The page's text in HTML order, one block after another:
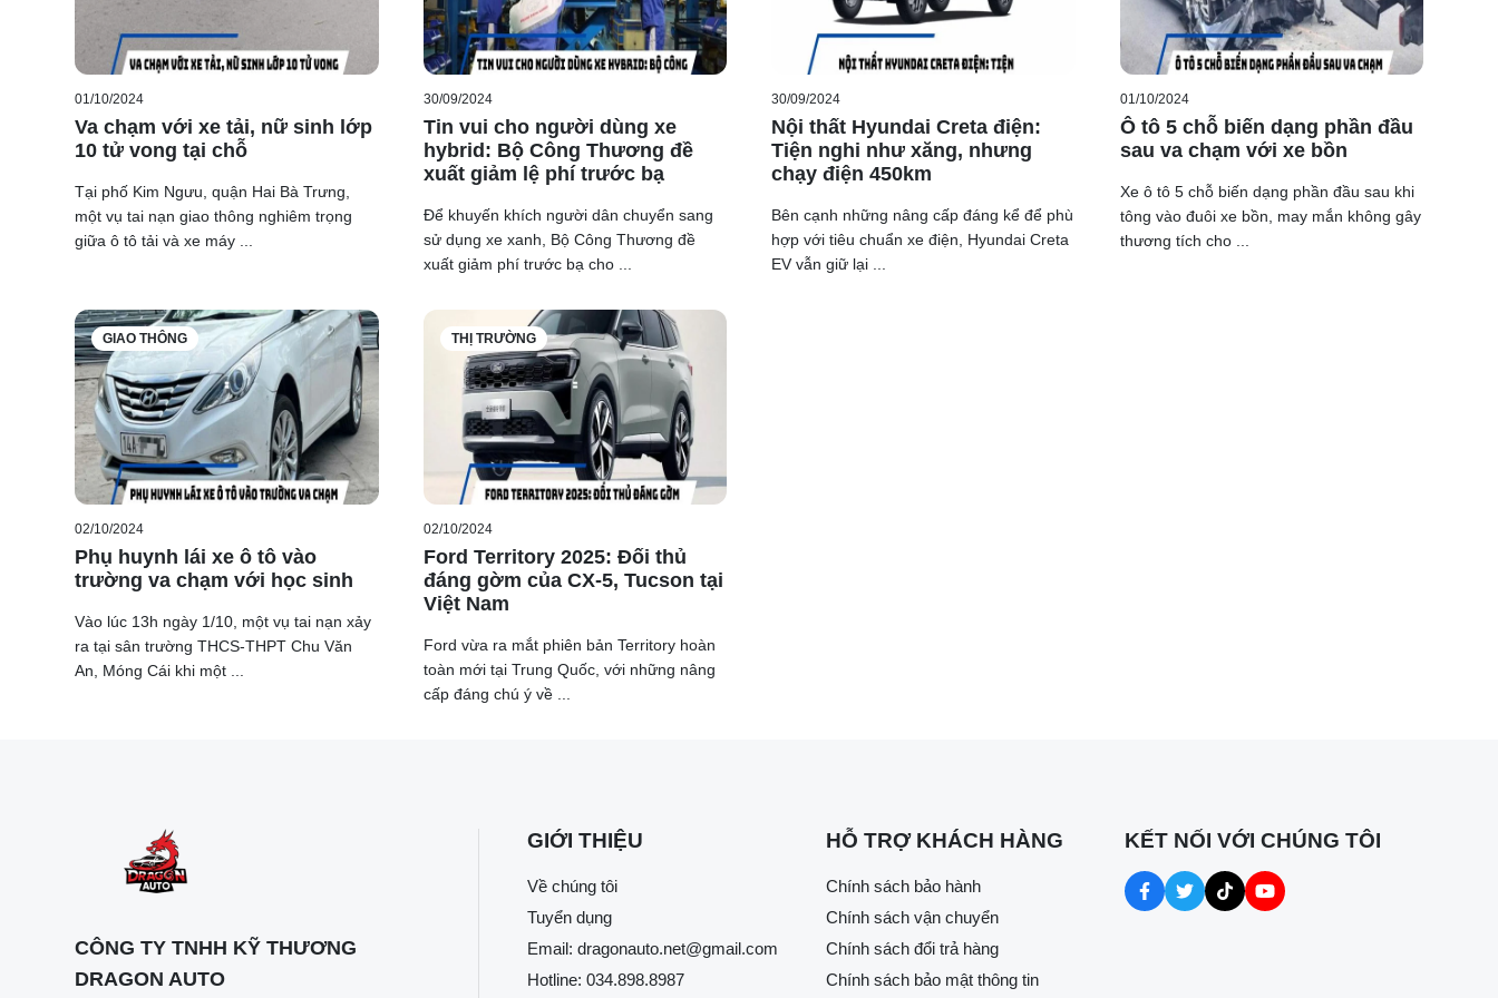
kế đặc trưng của Mazda. Với kích thước tổng thể 4921 x 1890 x 1485 mm và chiều dài cơ sở 2.895 mm, EZ-6 sở hữu ngoại
hình lớn hơn so với hai người anh em. Phần đầu xe nổi bật với lưới tản nhiệt đặc trưng, cùng cụm đèn pha LED được thiết
kế tinh xảo, tạo nên một diện mạo vừa hiện đại vừa sang trọng.
01/10/2024
Va chạm với xe tải, nữ sinh lớp
10 tử vong tại chỗ
Tại phố Kim Ngưu, quận Hai Bà Trưng,
một vụ tai nạn giao thông nghiêm trọng
giữa ô tô tải và xe máy ...
30/09/2024
Tin vui cho người dùng xe
hybrid: Bộ Công Thương đề
xuất giảm lệ phí trước bạ
Để khuyến khích người dân chuyển sang
sử dụng xe xanh, Bộ Công Thương đề
xuất giảm phí trước bạ cho ...
30/09/2024
Nội thất Hyundai Creta điện:
Tiện nghi như xăng, nhưng
chạy điện 450km
Bên cạnh những nâng cấp đáng kể để phù
hợp với tiêu chuẩn xe điện, Hyundai Creta
EV vẫn giữ lại ...
01/10/2024
Ô tô 5 chỗ biến dạng phần đầu
sau va chạm với xe bồn
Xe ô tô 5 chỗ biến dạng phần đầu sau khi
tông vào đuôi xe bồn, may mắn không gây
thương tích cho ...
GIAO THÔNG
02/10/2024
Phụ huynh lái xe ô tô vào
trường va chạm với học sinh
Vào lúc 13h ngày 1/10, một vụ tai nạn xảy
ra tại sân trường THCS-THPT Chu Văn
An, Móng Cái khi một ...
THỊ TRƯỜNG
02/10/2024
Ford Territory 2025: Đối thủ
đáng gờm của CX-5, Tucson tại
Việt Nam
Ford vừa ra mắt phiên bản Territory hoàn
toàn mới tại Trung Quốc, với những nâng
cấp đáng chú ý về ...
CÔNG TY TNHH KỸ THƯƠNG
DRAGON AUTO
GIỚI THIỆU
Về chúng tôi
Tuyển dụng
Email: dragonauto.net@gmail.com
Hotline: 034.898.8987
HỖ TRỢ KHÁCH HÀNG
Chính sách bảo hành
Chính sách vận chuyển
Chính sách đổi trả hàng
Chính sách bảo mật thông tin
KẾT NỐI VỚI CHÚNG TÔI